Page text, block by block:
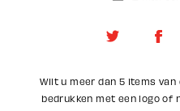
Wilt u meer dan 5 items
bedrukken met een logo of